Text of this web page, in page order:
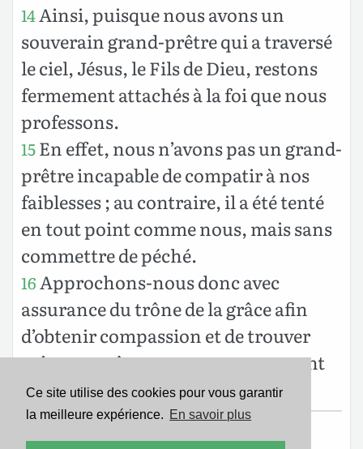
Ce site utilise des cookies pour vous garantir
la meilleure expérience. En savoir plus
14Ainsi, puisque nous avons un
souverain grand-prêtre qui a traversé
le ciel, Jésus, le Fils de Dieu, restons
fermement attachés à la foi que nous
professons.
15En effet, nous n’avons pas un grand-
prêtre incapable de compatir à nos
faiblesses ; au contraire, il a été tenté
en tout point comme nous, mais sans
commettre de péché.
16Approchons-nous donc avec
assurance du trône de la grâce afin
d’obtenir compassion et de trouver
grâce pour être secourus au moment
opportun.